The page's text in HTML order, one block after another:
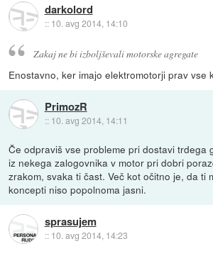
darkolord
:: 10. avg 2014, 14:10
Zakaj ne bi izboljševali motorske agregate
Enostavno, ker imajo elektromotorji prav vse
PrimozR
:: 10. avg 2014, 14:11
Če odpraviš vse probleme pri dostavi trdega
iz nekega zalogovnika v motor pri dobri
zrakom, svaka ti čast. Več kot očitno je, da ti
koncepti niso popolnoma jasni.
sprasujem
:: 10. avg 2014, 14:23